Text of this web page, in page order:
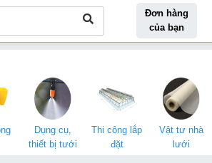
Đơn hàng
của bạn
Dụng cụ,
thiết bị tưới
Thi công lắp
đặt
Vật tư nhà
lưới